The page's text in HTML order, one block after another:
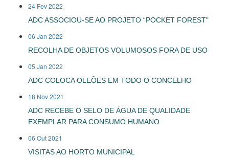
24 Fev 2022
ADC ASSOCIOU-SE AO PROJETO “POCKET FOREST"
06 Jan 2022
RECOLHA DE OBJETOS VOLUMOSOS FORA DE USO
05 Jan 2022
ADC COLOCA OLEÕES EM TODO O CONCELHO
18 Nov 2021
ADC RECEBE O SELO DE ÁGUA DE QUALIDADE
EXEMPLAR PARA CONSUMO HUMANO
06 Out 2021
VISITAS AO HORTO MUNICIPAL